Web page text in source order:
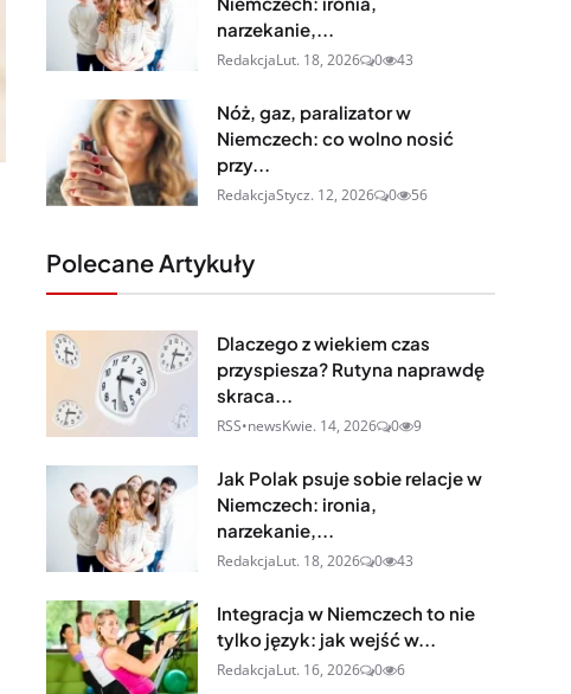
narzekanie,...
RedakcjaLut. 18, 2026 0 43
Nóż, gaz, paralizator w
Niemczech: co wolno nosić
przy...
RedakcjaStycz. 12, 2026 0 56
Polecane Artykuły
Dlaczego z wiekiem czas
przyspiesza? Rutyna naprawdę
skraca...
RSS•newsKwie. 14, 2026 0 9
Jak Polak psuje sobie relacje w
Niemczech: ironia,
narzekanie,...
RedakcjaLut. 18, 2026 0 43
Integracja w Niemczech to nie
tylko język: jak wejść w...
RedakcjaLut. 16, 2026 0 6